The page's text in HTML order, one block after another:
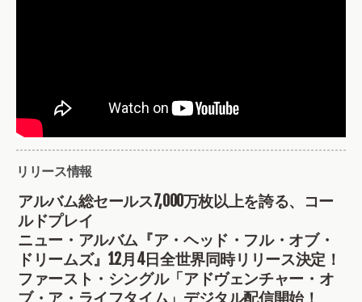
リリース情報
アルバム総セールス7,000万枚以上を誇る、コー
ルドプレイ
ニュー・アルバム『ア・ヘッド・フル・オブ・
ドリームズ』12月4日全世界同時リリース決定！
ファースト・シングル「アドヴェンチャー・オ
ブ・ア・ライフタイム」デジタル配信開始！